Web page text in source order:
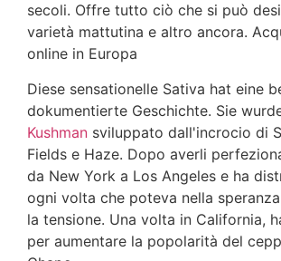
secoli. Offre tutto ciò che si può
varietà mattutina e altro ancora.
online in Europa
Diese sensationelle Sativa hat eine
dokumentierte Geschichte. Sie
Kushman sviluppato dall'incrocio di
Fields e Haze. Dopo averli
da New York a Los Angeles e ha
ogni volta che poteva nella
la tensione. Una volta in California,
per aumentare la popolarità del